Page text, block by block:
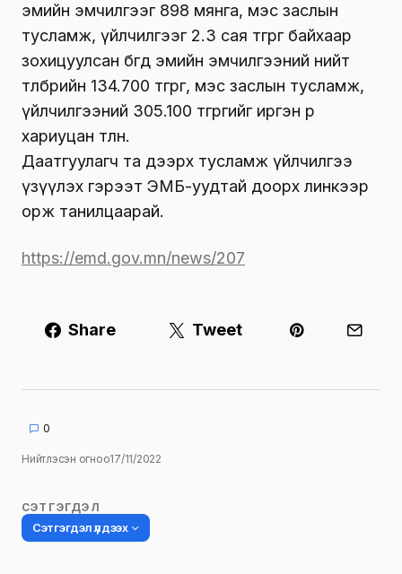
эмийн эмчилгээг 898 мянга, мэс заслын
тусламж, үйлчилгээг 2.3 сая төгрөг байхаар
зохицуулсан бөгөөд эмийн эмчилгээний нийт
төлбөрийн 134.700 төгрөг, мэс заслын тусламж,
үйлчилгээний 305.100 төгрөгийг иргэн өөрөө
хариуцан төлнө.
Даатгуулагч та дээрх тусламж үйлчилгээ
үзүүлэх гэрээт ЭМБ-уудтай доорх линкээр
орж танилцаарай.
https://emd.gov.mn/news/207
Share Tweet
0
Нийтлэсэн огноо17/11/2022
СЭТГЭГДЭЛ
Сэтгэгдэл үлдээх